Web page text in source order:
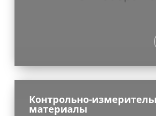
Контрольно-
материалы